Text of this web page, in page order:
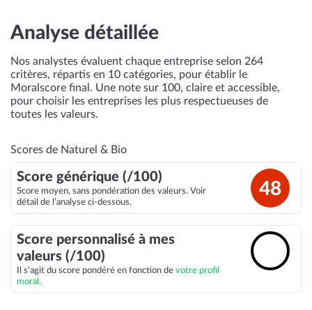
Analyse détaillée
Nos analystes évaluent chaque entreprise selon 264
critères, répartis en 10 catégories, pour établir le
Moralscore final. Une note sur 100, claire et accessible,
pour choisir les entreprises les plus respectueuses de
toutes les valeurs.
Scores de Naturel & Bio
Score générique (/100)
Score moyen, sans pondération des valeurs. Voir
détail de l’analyse ci-dessous.
48
Score personnalisé à mes
valeurs (/100)
Il s’agit du score pondéré en fonction de votre profil
moral.